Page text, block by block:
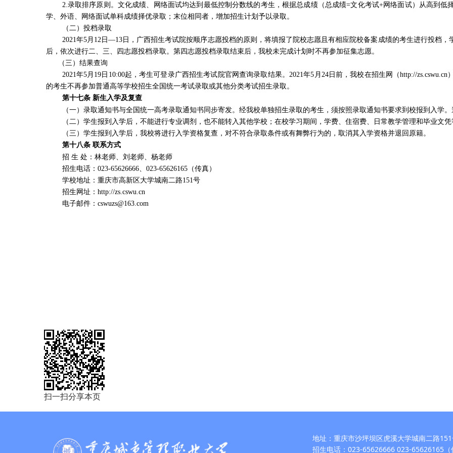
2.录取排序原则。文化成绩、网络面试均达到最低控制分数线的考生，根据总成绩（总成绩=文化考试+网络面试）从高到低
学、外语、网络面试单科成绩择优录取；末位相同者，增加招生计划予以录取。
（二）投档录取
2021年5月 12日—13日，广西招生考试院按顺序志愿投档的原则，将填报了院校志愿且有相应院校备案成绩的考生进行投档
后，依次进行二、三、四志愿投档录取。第四志愿投档录取结束后，我校未完成计划时不再参加征集志愿。
（三）结果查询
2021年5月 19 日 10:00起，考生可登录广西招生考试院官网查询录取结果。2021年5 月 24日前，我校在招生网（http://zs.cswu.cn
的考生不再参加普通高等学校招生全国统一考试录取或其他分类考试招生录取。
第十七条 新生入学及复查
（一）录取通知书与全国统一高考录取通知书同步寄发。经我校单独招生录取的考生，须按照录取通知书要求到校报到入学
（二）学生报到入学后，不能进行专业调剂，也不能转入其他学校；在校学习期间，学费、住宿费、日常教学管理和毕业文
（三）学生报到入学后，我校将进行入学资格复查，对不符合录取条件或有舞弊行为的，取消其入学资格并退回原籍。
第十八条 联系方式
招 生 处：林老师、刘老师、杨老师
招生电话： 023-65626666、 023-65626165（传真）
学校地址：重庆市高新区大学城南二路151号
招生网址： http://zs.cswu.cn
电子邮件： cswuzs@163.com
扫一扫分享本页
地址：重庆市沙坪坝区虎溪大学城南二路
招生电话：023-65626666 023-65626165（